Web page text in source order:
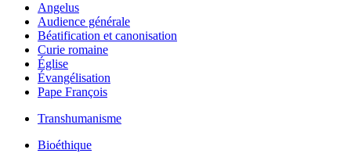
Angelus
Audience générale
Béatification et canonisation
Curie romaine
Église
Évangélisation
Pape François
Transhumanisme
Bioéthique